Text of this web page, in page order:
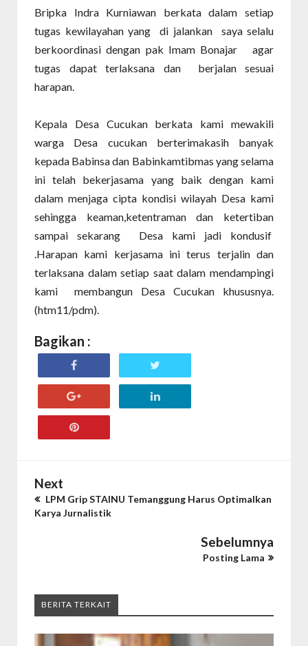
Bripka Indra Kurniawan berkata dalam setiap
tugas kewilayahan yang di jalankan saya selalu
berkoordinasi dengan pak Imam Bonajar agar
tugas dapat terlaksana dan berjalan sesuai
harapan.
Kepala Desa Cucukan berkata kami mewakili
warga Desa cucukan berterimakasih banyak
kepada Babinsa dan Babinkamtibmas yang selama
ini telah bekerjasama yang baik dengan kami
dalam menjaga cipta kondisi wilayah Desa kami
sehingga keaman,ketentraman dan ketertiban
sampai sekarang Desa kami jadi kondusif
.Harapan kami kerjasama ini terus terjalin dan
terlaksana dalam setiap saat dalam mendampingi
kami membangun Desa Cucukan khususnya.
(htm11/pdm).
Bagikan :
Next
LPM Grip STAINU Temanggung Harus Optimalkan
Karya Jurnalistik
Sebelumnya
Posting Lama
BERITA TERKAIT